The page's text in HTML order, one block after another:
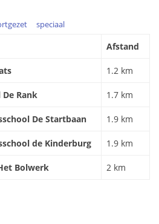
speciaal
Afstand
1.2 km
Rank 1.7 km
De Startbaan 1.9 km
de Kinderburg 1.9 km
Bolwerk 2 km